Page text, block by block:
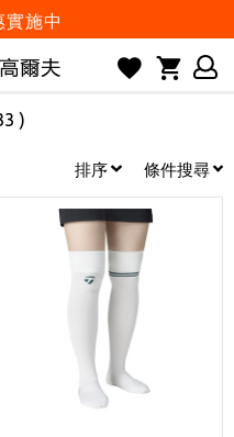
實施中
始受理報名
明連結及優惠
Screen模擬器
分 3 期 0 利率
回饋積點
享免運
Day
始受理報名
日程 已公佈!
)
排序 條件搜尋